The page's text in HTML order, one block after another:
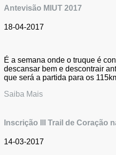
Antevisão MIUT 2017
18-04-2017
É a semana onde o truque é
descansar bem e descontrair
que será a partida para os
Saiba Mais
Inscrição III Trail de Coração
14-03-2017